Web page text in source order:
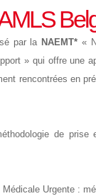
par la NAEMT* «
» qui offre une
rencontrées en
de
Urgente :